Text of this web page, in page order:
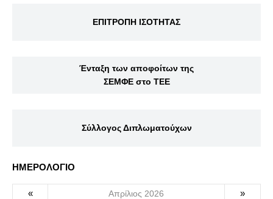
ΕΠΙΤΡΟΠΗ ΙΣΟΤΗΤΑΣ
Ένταξη των αποφοίτων της
ΣΕΜΦΕ στο ΤΕΕ
Σύλλογος Διπλωματούχων
ΗΜΕΡΟΛΟΓΙΟ
« Απρίλιος 2026 »